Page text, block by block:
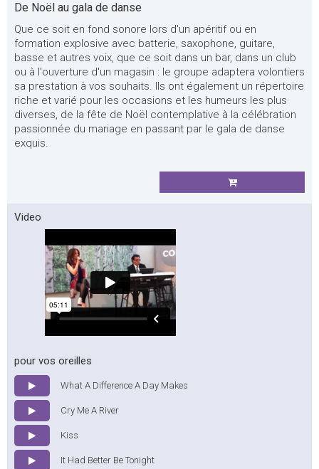
De Noël au gala de danse
Que ce soit en fond sonore lors d'un apéritif ou en
formation explosive avec batterie, saxophone, guitare,
basse et autres voix, que ce soit dans un bar, dans un club
ou à l'ouverture d'un magasin : le groupe adaptera volontiers
sa prestation à vos souhaits. Ils ont également un répertoire
riche et varié pour les occasions et les humeurs les plus
diverses, de la fête de Noël contemplative à la célébration
passionnée du mariage en passant par le gala de danse
exquis.
Video
pour vos oreilles
What A Difference A Day Makes
Cry Me A River
Kiss
It Had Better Be Tonight